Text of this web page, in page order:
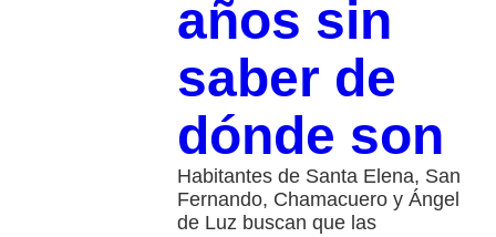
años sin
saber de
dónde son
Habitantes de Santa Elena, San
Fernando, Chamacuero y Ángel
de Luz buscan que las